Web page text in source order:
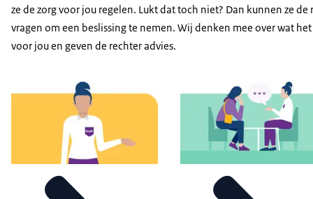
ze de zorg voor jou regelen. Lukt dat toch niet? Dan kunnen ze de
vragen om een beslissing te nemen. Wij denken mee over wat het
voor jou en geven de rechter advies.